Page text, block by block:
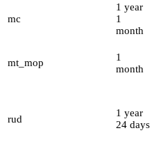
mc
1 year
1
month
mt_mop
1
month
rud
1 year
24 days